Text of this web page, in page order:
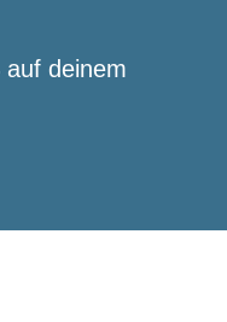
auf deinem